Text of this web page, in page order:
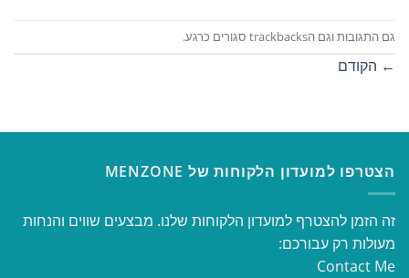
גם התגובות וגם הtrackbacks סגורים כרגע.
← הקודם
הצטרפו למועדון הלקוחות של MENZONE
זה הזמן להצטרף למועדון הלקוחות שלנו. מבצעים שווים והנחות
מעולות רק עבורכם:
Contact Me